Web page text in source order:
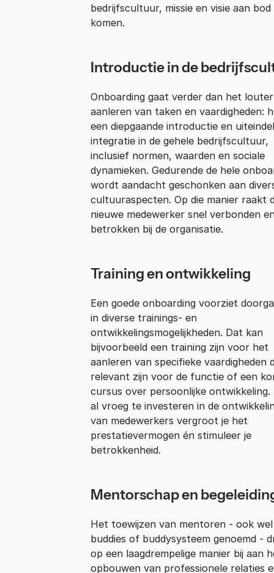
bedrijfscultuur, missie en visie aan bod
komen.
Introductie in de
Onboarding gaat verder dan het louter
aanleren van taken en vaardigheden:
een diepgaande introductie en
integratie in de gehele bedrijfscultuur,
inclusief normen, waarden en sociale
dynamieken. Gedurende de hele
wordt aandacht geschonken aan
cultuuraspecten. Op die manier raakt
nieuwe medewerker snel verbonden
betrokken bij de organisatie.
Training en ontwikkeling
Een goede onboarding voorziet
in diverse trainings- en
ontwikkelingsmogelijkheden. Dat kan
bijvoorbeeld een training zijn voor het
aanleren van specifieke vaardigheden
relevant zijn voor de functie of een
cursus over persoonlijke ontwikkeling.
al vroeg te investeren in de
van medewerkers vergroot je het
prestatievermogen én stimuleer je
betrokkenheid.
Mentorschap en
Het toewijzen van mentoren - ook wel
buddies of buddysysteem genoemd -
op een laagdrempelige manier bij aan
opbouwen van professionele relaties